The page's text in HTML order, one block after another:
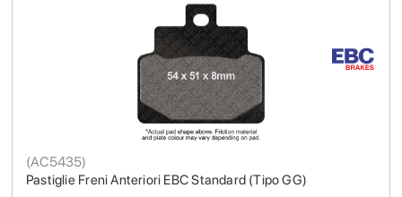
Pastiglie Freni Anteriori EBC Standard (Tipo GG)
(AC5435)